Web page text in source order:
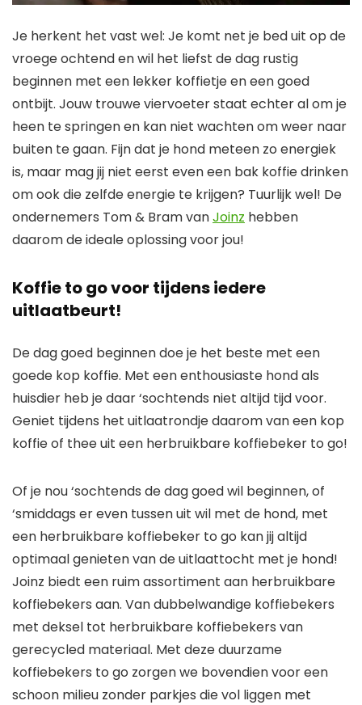
Je herkent het vast wel: Je komt net je bed uit op de
vroege ochtend en wil het liefst de dag rustig
beginnen met een lekker koffietje en een goed
ontbijt. Jouw trouwe viervoeter staat echter al om je
heen te springen en kan niet wachten om weer naar
buiten te gaan. Fijn dat je hond meteen zo energiek
is, maar mag jij niet eerst even een bak koffie drinken
om ook die zelfde energie te krijgen? Tuurlijk wel! De
ondernemers Tom & Bram vanJoinz hebben
daarom de ideale oplossing voor jou!
Koffie to go voor tijdens iedere
uitlaatbeurt!
De dag goed beginnen doe je het beste met een
goede kop koffie. Met een enthousiaste hond als
huisdier heb je daar ‘sochtends niet altijd tijd voor.
Geniet tijdens het uitlaatrondje daarom van een kop
koffie of thee uit een herbruikbare koffiebeker to go!
Of je nou ‘sochtends de dag goed wil beginnen, of
‘smiddags er even tussen uit wil met de hond, met
een herbruikbare koffiebeker to go kan jij altijd
optimaal genieten van de uitlaattocht met je hond!
Joinz biedt een ruim assortiment aan herbruikbare
koffiebekers aan. Van dubbelwandige koffiebekers
met deksel tot herbruikbare koffiebekers van
gerecycled materiaal. Met deze duurzame
koffiebekers to go zorgen we bovendien voor een
schoon milieu zonder parkjes die vol liggen met